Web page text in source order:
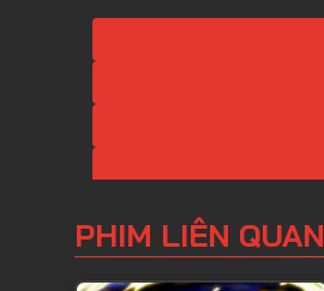
PHIM LIÊN QUAN